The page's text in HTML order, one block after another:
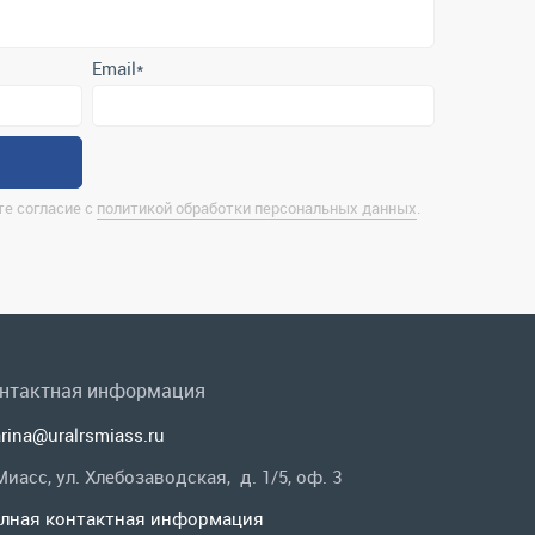
информация
ул. Хлебозаводская, д. 1/5, оф. 3
контактная информация